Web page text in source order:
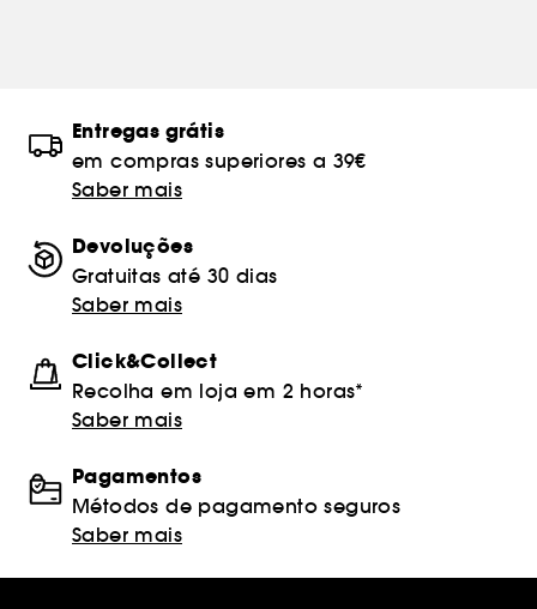
Entregas grátis
em compras superiores a 39€
Saber mais
Devoluções
Gratuitas até 30 dias
Saber mais
Click&Collect
Recolha em loja em 2 horas*
Saber mais
Pagamentos
Métodos de pagamento seguros
Saber mais